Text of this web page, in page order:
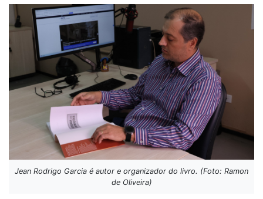
Jean Rodrigo Garcia é autor e organizador do livro. (Foto: Ramon
de Oliveira)